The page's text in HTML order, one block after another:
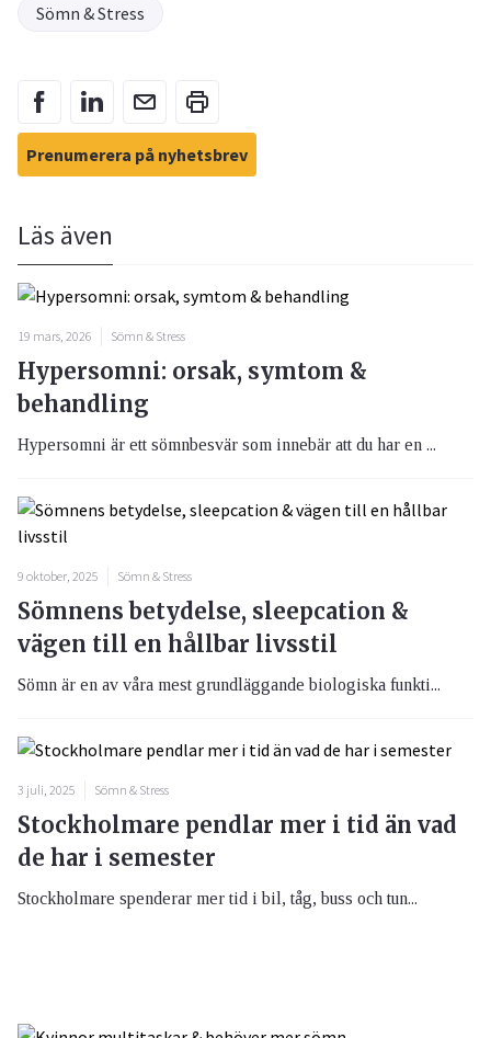
Sömn & Stress
Prenumerera på nyhetsbrev
Läs även
19 mars, 2026 Sömn & Stress
Hypersomni: orsak, symtom &
behandling
Hypersomni är ett sömnbesvär som innebär att du har en ...
9 oktober, 2025 Sömn & Stress
Sömnens betydelse, sleepcation &
vägen till en hållbar livsstil
Sömn är en av våra mest grundläggande biologiska funkti...
3 juli, 2025 Sömn & Stress
Stockholmare pendlar mer i tid än vad
de har i semester
Stockholmare spenderar mer tid i bil, tåg, buss och tun...